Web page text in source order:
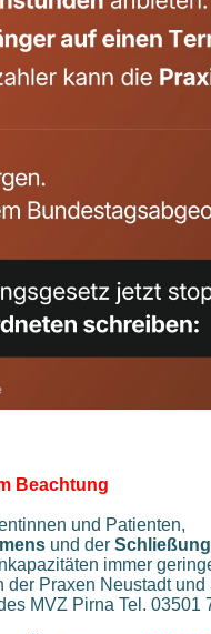
Beachtung
und Patienten,
s und der
immer
Praxen Neustadt
MVZ Pirna Tel. 03501